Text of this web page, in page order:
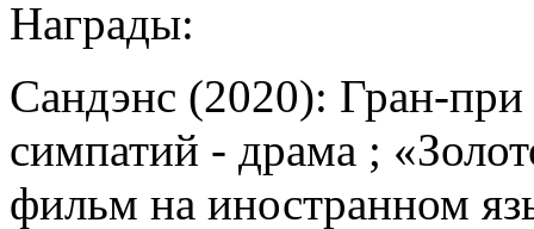
Награды:
Сандэнс (2020): Гран-
симпатий - драма ;
фильм на иностранном